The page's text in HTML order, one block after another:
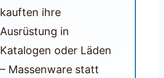
kauften ihre
Ausrüstung in
Katalogen oder Läden
– Massenware statt